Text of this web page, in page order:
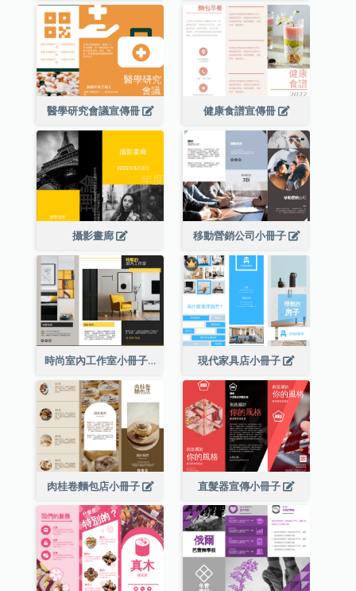
醫學研究會議宣傳冊 健康食譜宣傳冊
攝影畫廊 移動營銷公司小冊子
時尚室內工作室小冊子 現代家具店小冊子
肉桂卷麵包店小冊子 直髮器宣傳小冊子